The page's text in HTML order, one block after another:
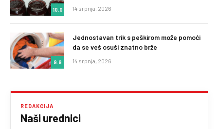
10.0 14 srpnja, 2026
9.9
Jednostavan trik s peškirom može pomoći
da se veš osuši znatno brže
14 srpnja, 2026
REDAKCIJA
Naši urednici